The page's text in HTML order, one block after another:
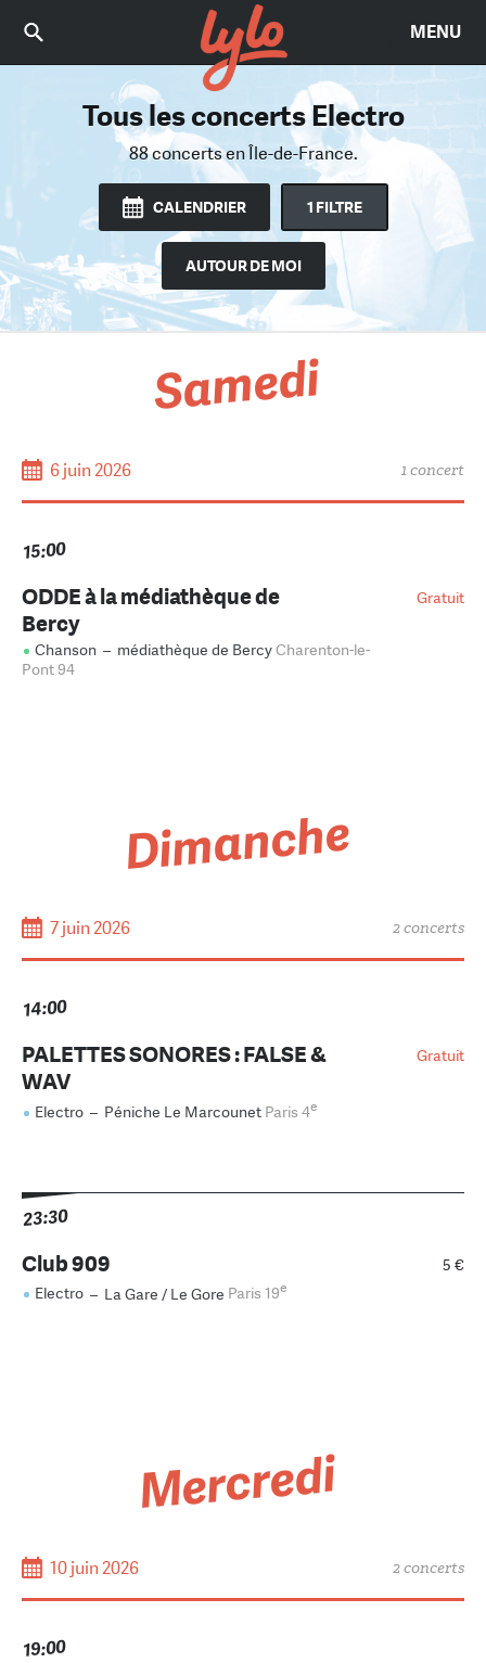
MENU
Tous les concerts Electro
88 concertsen Île-de-France.
Trouvez le bon concert
Parmi 3153 concertsen Île-de-France.
CALENDRIER 1 FILTRE
AUTOUR DE MOI
Samedi
6 juin 2026 1 concert
15:00
Gratuit
ODDE à la médiathèque de
Bercy
Chanson – médiathèque de BercyCharenton-le-
Pont 94
Dimanche
7 juin 2026 2 concerts
14:00
Gratuit
PALETTES SONORES : FALSE &
WAV
Electro – Péniche Le Marcounet Paris 4e
23:30
5 €
Club 909
Electro – La Gare / Le Gore Paris 19e
Mercredi
10 juin 2026 2 concerts
19:00